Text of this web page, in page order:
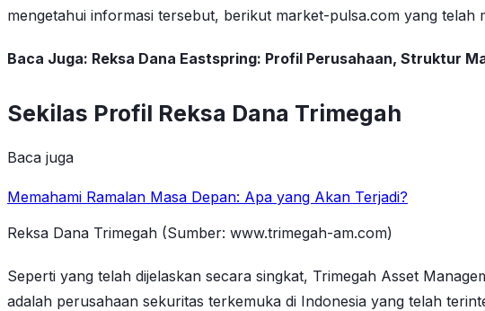
mengetahui informasi tersebut, berikut market-pulsa.com yang telah
Baca Juga: Reksa Dana Eastspring: Profil Perusahaan, Struktur
Sekilas Profil Reksa Dana Trimegah
Baca juga
Memahami Ramalan Masa Depan: Apa yang Akan Terjadi?
Reksa Dana Trimegah (Sumber: www.trimegah-am.com)
Seperti yang telah dijelaskan secara singkat, Trimegah Asset
adalah perusahaan sekuritas terkemuka di Indonesia yang telah